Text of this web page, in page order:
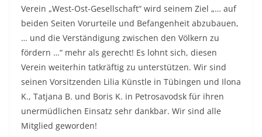
Verein „West-Ost-Gesellschaft“ wird seinem Ziel „… auf
beiden Seiten Vorurteile und Befangenheit abzubauen,
… und die Verständigung zwischen den Völkern zu
fördern …“ mehr als gerecht! Es lohnt sich, diesen
Verein weiterhin tatkräftig zu unterstützen. Wir sind
seinen Vorsitzenden Lilia Künstle in Tübingen und Ilona
K., Tatjana B. und Boris K. in Petrosavodsk für ihren
unermüdlichen Einsatz sehr dankbar. Wir sind alle
Mitglied geworden!